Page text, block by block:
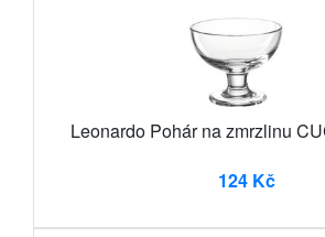
Leonardo Pohár na zmrzlinu
124 Kč